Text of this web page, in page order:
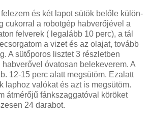
és két lapot sütök belőle külön-
cukorral a robotgép habverőjével a
felverek ( legalább 10 perc), a tál
a vizet és az olajat, tovább
A sütőporos lisztet 3 részletben
óvatosan belekeverem. A
12-15 perc alatt megsütöm. Ezalatt
laphoz valókat és azt is megsütöm.
átmérőjű fánkszaggatóval köröket
24 darabot.